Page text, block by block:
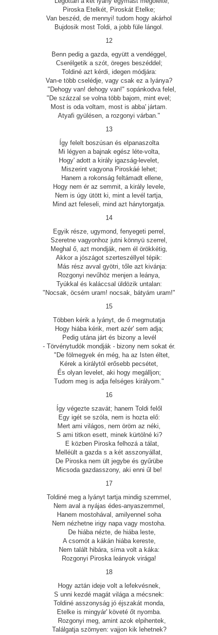
Piroska Etelkét, Piroskát Etelke;
Van beszéd, de mennyi! tudom hogy akárhol
Bujdosik most Toldi, a jobb füle lángol.
12
Benn pedig a gazda, együtt a vendéggel,
Cserélgetik a szót, öreges beszéddel;
Toldiné azt kérdi, idegen módjára:
Van-e több cselédje, vagy csak ez a lyánya?
"Dehogy van! dehogy van!" sopánkodva felel,
"De százzal se volna több bajom, mint evel;
Most is oda voltam, most is abba' jártam.
Atyafi gyülésen, a rozgonyi várban."
13
Így felelt boszúsan és elpanaszolta
Mi légyen a bajnak egész léte-volta,
Hogy' adott a király igazság-levelet,
Miszerint vagyona Piroskáé lehet;
Hanem a rokonság feltámadt ellene,
Hogy nem ér az semmit, a király levele,
Nem is úgy ütött ki, mint a levél tartja,
Mind azt feleseli, mind azt hánytorgatja.
14
Egyik része, ugymond, fenyegeti perrel,
Szeretne vagyonhoz jutni könnyü szerrel,
Meghal ő, azt mondják, nem él örökkétig,
Akkor a jószágot szerteszéllyel tépik:
Más rész avval gyötri, tőle azt kivánja:
Rozgonyi nevűhöz menjen a leánya,
Tyúkkal és kaláccsal üldözik untalan:
"Nocsak, öcsém uram! nocsak, bátyám uram!"
15
Többen kérik a lyányt, de ő megmutatja
Hogy hiába kérik, mert azér' sem adja;
Pedig utána járt és bizony a levél
- Törvénytudók mondják - bizony nem sokat ér.
"De fölmegyek én még, ha az Isten éltet,
Kérek a királytól erősebb pecsétet,
És olyan levelet, aki hogy megálljon;
Tudom meg is adja felséges királyom."
16
Így végezte szavát; hanem Toldi felől
Egy igét se szóla, nem is hozta elő:
Mert ami világos, nem öröm az néki,
S ami titkon esett, minek kürtölné ki?
E közben Piroska felhozá a tálat,
Melléült a gazda s a két asszonyállat,
De Piroska nem ült jegybe és gyűrübe
Micsoda gazdasszony, aki enni űl be!
17
Toldiné meg a lyányt tartja mindig szemmel,
Nem aval a nyájas édes-anyaszemmel,
Hanem mostohával, amilyennel soha
Nem nézhetne irigy napa vagy mostoha.
De hiába nézte, de hiába leste,
A csomót a kákán hiába kereste,
Nem talált hibára, síma volt a káka:
Rozgonyi Piroska leányok virága!
18
Hogy aztán ideje volt a lefekvésnek,
S unni kezdé magát világa a mécsnek:
Toldiné asszonyság jó éjszakát monda,
Etelke is mingyár' követé őt nyomba.
Rozgonyi meg, amint azok elpihentek,
Találgatja szörnyen: vajjon kik lehetnek?